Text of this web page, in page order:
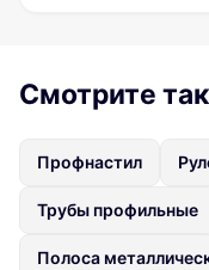
Смотрите
Профнастил
Трубы профильные
Полоса